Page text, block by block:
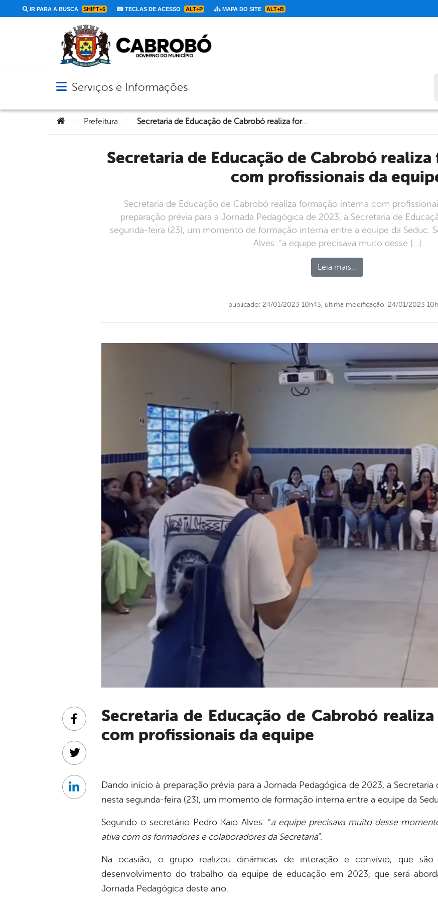
IR PARA A BUSCA SHIFT+5 TECLAS DE ACESSO ALT+P MAPA DO SITE ALT+B
Abrir menu principal de navegação
Serviços e Informações
Você está aqui:
Prefeitura Secretaria de Educação de Cabrobó realiza formação interna com profissionais da equipe
Secretaria de Educação de Cabrobó realiza formação interna
com profissionais da
Secretaria de Educação de Cabrobó realiza formação interna com
preparação prévia para a Jornada Pedagógica de 2023, a Secretaria de
segunda-feira (23), um momento de formação interna entre a equipe da Seduc.
Alves: “a equipe precisava muito desse […]
Leia mais…
publicado: 24/01/2023 10h43, última modificação: 24/01/2023
Secretaria de Educação de Cabrobó realiza formação interna
com profissionais da equipe
Dando início à preparação prévia para a Jornada Pedagógica de 2023, a
nesta segunda-feira (23), um momento de formação interna entre a equipe da
Segundo o secretário Pedro Kaio Alves: “a equipe precisava muito desse
ativa com os formadores e colaboradores da Secretaria“.
Na ocasião, o grupo realizou dinâmicas de interação e convívio, que
desenvolvimento do trabalho da equipe de educação em 2023, que será
Jornada Pedagógica deste ano.
Facebook
Twitter
Linkedin